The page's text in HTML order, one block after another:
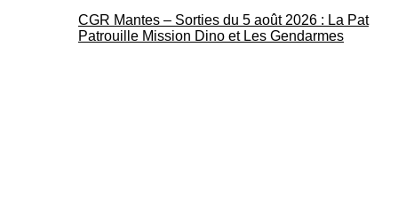
CGR Mantes – Sorties du 5 août 2026 : La Pat
Patrouille Mission Dino et Les Gendarmes